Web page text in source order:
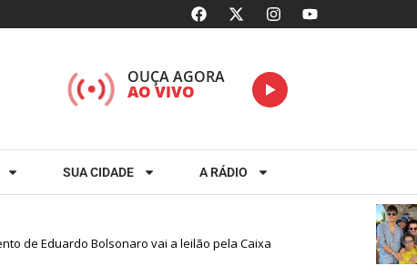
OUÇA AGORA
AO VIVO
SUA CIDADE A RÁDIO
Eduardo Bolsonaro vai a leilão pela Caixa